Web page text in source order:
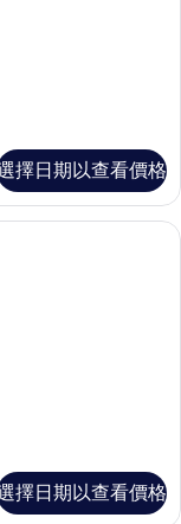
擇日期以查看價格
敏寢具、羽絨被、記憶
擇日期以查看價格